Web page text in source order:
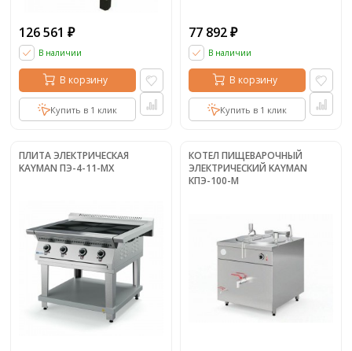
126 561 ₽
В наличии
В корзину
Купить в 1 клик
77 892 ₽
В наличии
В корзину
Купить в 1 клик
ПЛИТА ЭЛЕКТРИЧЕСКАЯ
KAYMAN ПЭ-4-11-МХ
КOТЕЛ ПИЩЕВАРОЧНЫЙ
ЭЛЕКТРИЧЕСКИЙ KAYMAN
КПЭ-100-М